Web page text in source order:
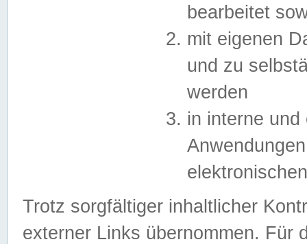
bearbeitet
mit eigenen
und zu
werden
in interne
Trotz sorgfältiger inhaltlicher
externer Links übernommen. Für